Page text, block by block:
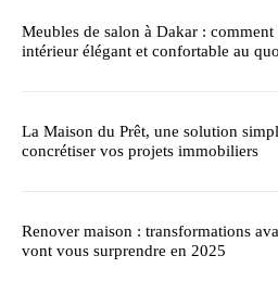
Meubles de salon à Dakar :
intérieur élégant et confortable au
La Maison du Prêt, une solution
concrétiser vos projets immobiliers
Renover maison : transformations
vont vous surprendre en 2025